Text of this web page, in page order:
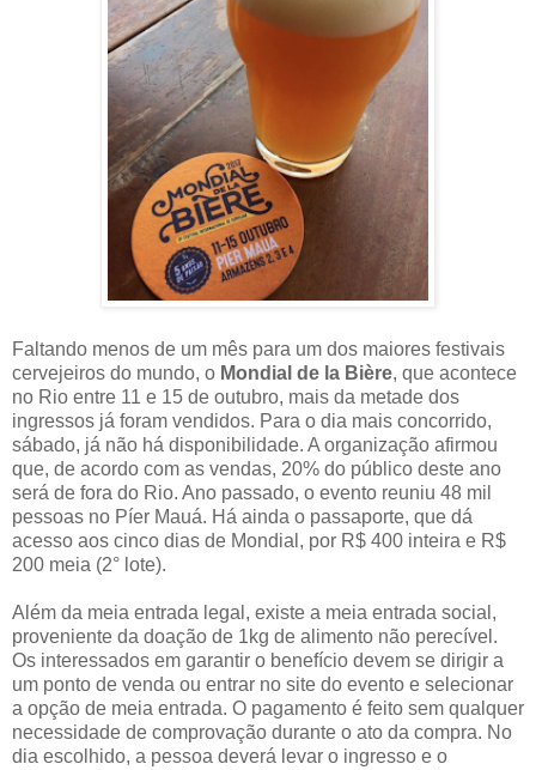
Faltando menos de um mês para um dos maiores festivais
cervejeiros do mundo, o Mondial de la Bière, que acontece
no Rio entre 11 e 15 de outubro, mais da metade dos
ingressos já foram vendidos. Para o dia mais concorrido,
sábado, já não há disponibilidade. A organização afirmou
que, de acordo com as vendas, 20% do público deste ano
será de fora do Rio. Ano passado, o evento reuniu 48 mil
pessoas no Píer Mauá. Há ainda o passaporte, que dá
acesso aos cinco dias de Mondial, por R$ 400 inteira e R$
200 meia (2° lote).
Além da meia entrada legal, existe a meia entrada social,
proveniente da doação de 1kg de alimento não perecível.
Os interessados em garantir o benefício devem se dirigir a
um ponto de venda ou entrar no site do evento e selecionar
a opção de meia entrada. O pagamento é feito sem qualquer
necessidade de comprovação durante o ato da compra. No
dia escolhido, a pessoa deverá levar o ingresso e o